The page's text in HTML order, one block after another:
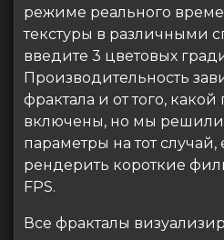
режиме реального
текстуры в различными
введите 3 цветовых
Производительность
фрактала и от того,
включены, но мы решили
параметры на тот случай,
рендерить короткие
FPS.
Все фракталы